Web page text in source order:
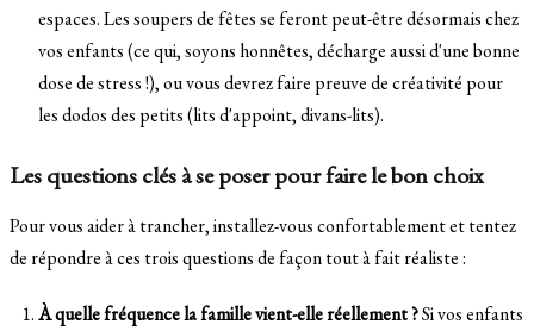
espaces. Les soupers de fêtes se feront peut-être désormais chez
vos enfants (ce qui, soyons honnêtes, décharge aussi d'une bonne
dose de stress !), ou vous devrez faire preuve de créativité pour
les dodos des petits (lits d'appoint, divans-lits).
Les questions clés à se poser pour faire le bon choix
Pour vous aider à trancher, installez-vous confortablement et tentez
de répondre à ces trois questions de façon tout à fait réaliste :
À quelle fréquence la famille vient-elle réellement ?Si vos enfants